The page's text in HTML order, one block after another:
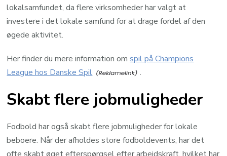
lokalsamfundet, da flere virksomheder har valgt at
investere i det lokale samfund for at drage fordel af den
øgede aktivitet.
Her finder du mere information omspil på Champions
League hos Danske Spil
.
Skabt flere jobmuligheder
Fodbold har også skabt flere jobmuligheder for lokale
beboere. Når der afholdes store fodboldevents, har det